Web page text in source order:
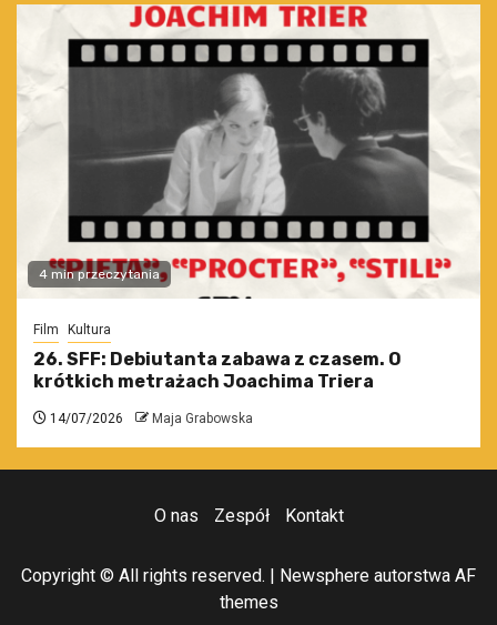
4 min przeczytania
Film Kultura
26. SFF: Debiutanta zabawa z czasem. O
krótkich metrażach Joachima Triera
14/07/2026 Maja Grabowska
O nas Zespół Kontakt
Copyright © All rights reserved. Newsphere autorstwa AF
themes